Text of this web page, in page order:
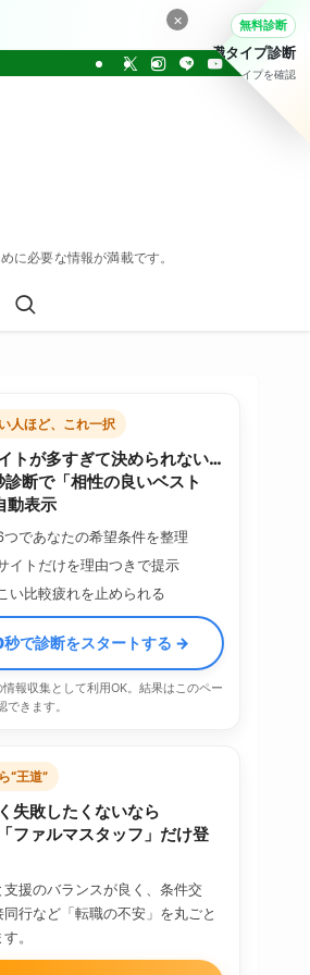
必要な情報が満載です。
人ほど、これ一択
トが多すぎて決められない…
断で「相性の良いベスト
動表示
つであなたの希望条件を整理
イトだけを理由つきで提示
い比較疲れを止められる
で診断をスタートする →
報収集として利用OK。結果はこのペー
できます。
“王道”
失敗したくないなら
ファルマスタッフ」だけ登
支援のバランスが良く、条件交
行など「転職の不安」を丸ごと
。
× 無料診断
転職タイプ診断
30問でタイプを確認